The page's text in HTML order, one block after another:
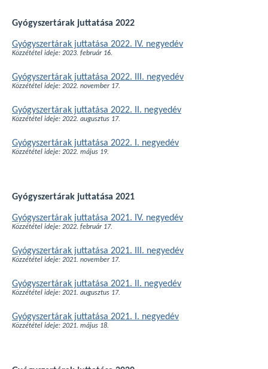
Gyógyszertárak juttatása 2022
Gyógyszertárak juttatása 2022. IV. negyedév
Közzététel ideje: 2023. február 16.
Gyógyszertárak juttatása 2022. III. negyedév
Közzététel ideje: 2022. november 17.
Gyógyszertárak juttatása 2022. II. negyedév
Közzététel ideje: 2022. augusztus 17.
Gyógyszertárak juttatása 2022. I. negyedév
Közzététel ideje: 2022. május 19.
Gyógyszertárak juttatása 2021
Gyógyszertárak juttatása 2021. IV. negyedév
Közzététel ideje: 2022. február 17.
Gyógyszertárak juttatása 2021. III. negyedév
Közzététel ideje: 2021. november 17.
Gyógyszertárak juttatása 2021. II. negyedév
Közzététel ideje: 2021. augusztus 17.
Gyógyszertárak juttatása 2021. I. negyedév
Közzététel ideje: 2021. május 18.